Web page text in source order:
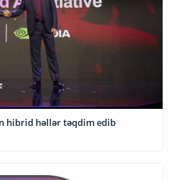
hibrid həllər təqdim edib